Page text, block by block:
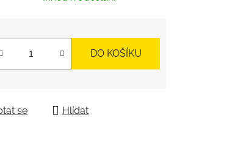
DO KOŠÍKU
se
Hlídat